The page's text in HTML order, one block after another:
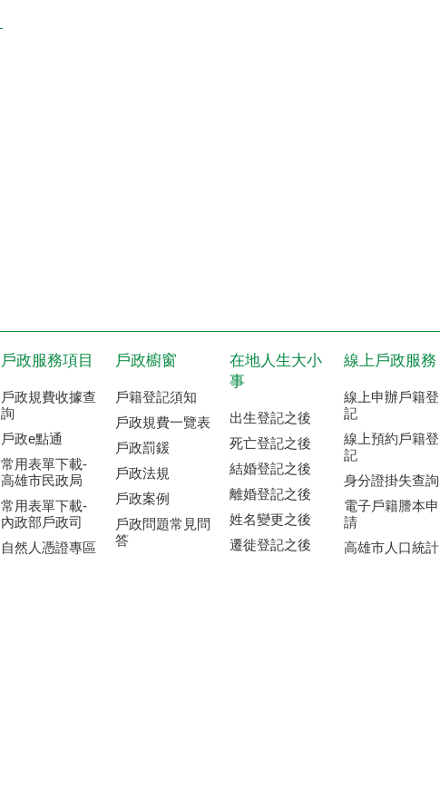
戶政服務項目
戶政規費收據查
詢
戶政e點通
常用表單下載-
高雄市民政局
常用表單下載-
內政部戶政司
自然人憑證專區
戶政櫥窗
戶籍登記須知
戶政規費一覽表
戶政罰鍰
戶政法規
戶政案例
戶政問題常見問
答
在地人生大小
事
出生登記之後
死亡登記之後
結婚登記之後
離婚登記之後
姓名變更之後
遷徙登記之後
線上戶政服務
線上申辦戶籍登
記
線上預約戶籍登
記
身分證掛失查詢
電子戶籍謄本申
請
高雄市人口統計